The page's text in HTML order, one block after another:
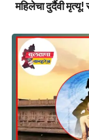
महिलेचा दुर्दैवी